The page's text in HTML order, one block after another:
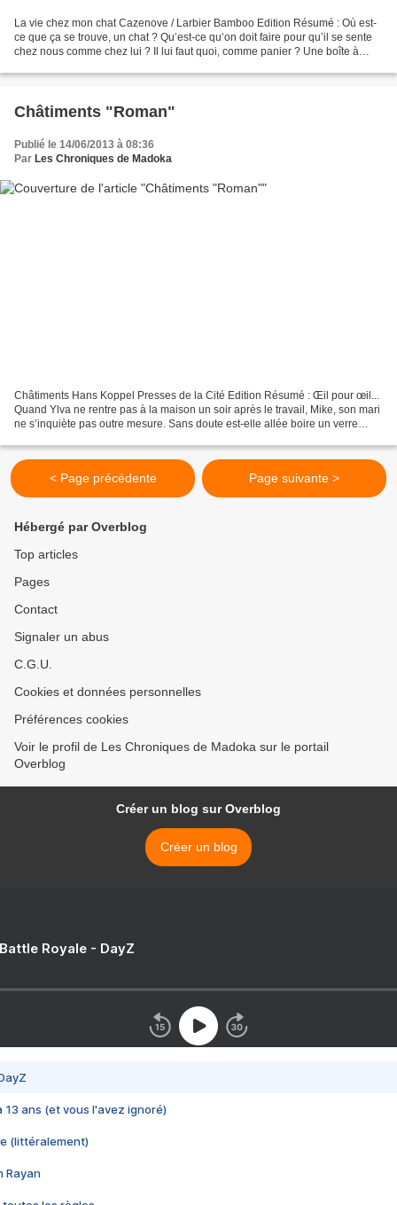
La vie chez mon chat Cazenove / Larbier Bamboo Edition Résumé : Où est-
ce que ça se trouve, un chat ? Qu’est-ce qu’on doit faire pour qu’il se sente
chez nous comme chez lui ? Il lui faut quoi, comme panier ? Une boîte à
Châtiments "Roman"
Publié le 14/06/2013 à 08:36
Par Les Chroniques de Madoka
Châtiments Hans Koppel Presses de la Cité Edition Résumé : Œil pour œil...
Quand Ylva ne rentre pas à la maison un soir après le travail, Mike, son mari
ne s’inquiète pas outre mesure. Sans doute est-elle allée boire un verre
< Page précédente Page suivante >
Hébergé par Overblog
Top articles
Pages
Contact
Signaler un abus
C.G.U.
Cookies et données personnelles
Préférences cookies
Voir le profil de Les Chroniques de Madoka sur le portail
Overblog
Créer un blog sur Overblog
Créer un blog
Royale - DayZ
13 ans (et vous l'avez ignoré)
(littéralement)
Rayan